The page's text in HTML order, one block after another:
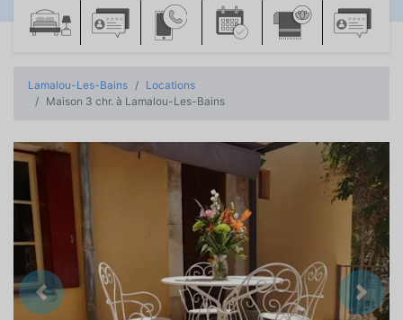
Lamalou-Les-Bains
Locations
Maison 3 chr. à Lamalou-Les-Bains
Précedent